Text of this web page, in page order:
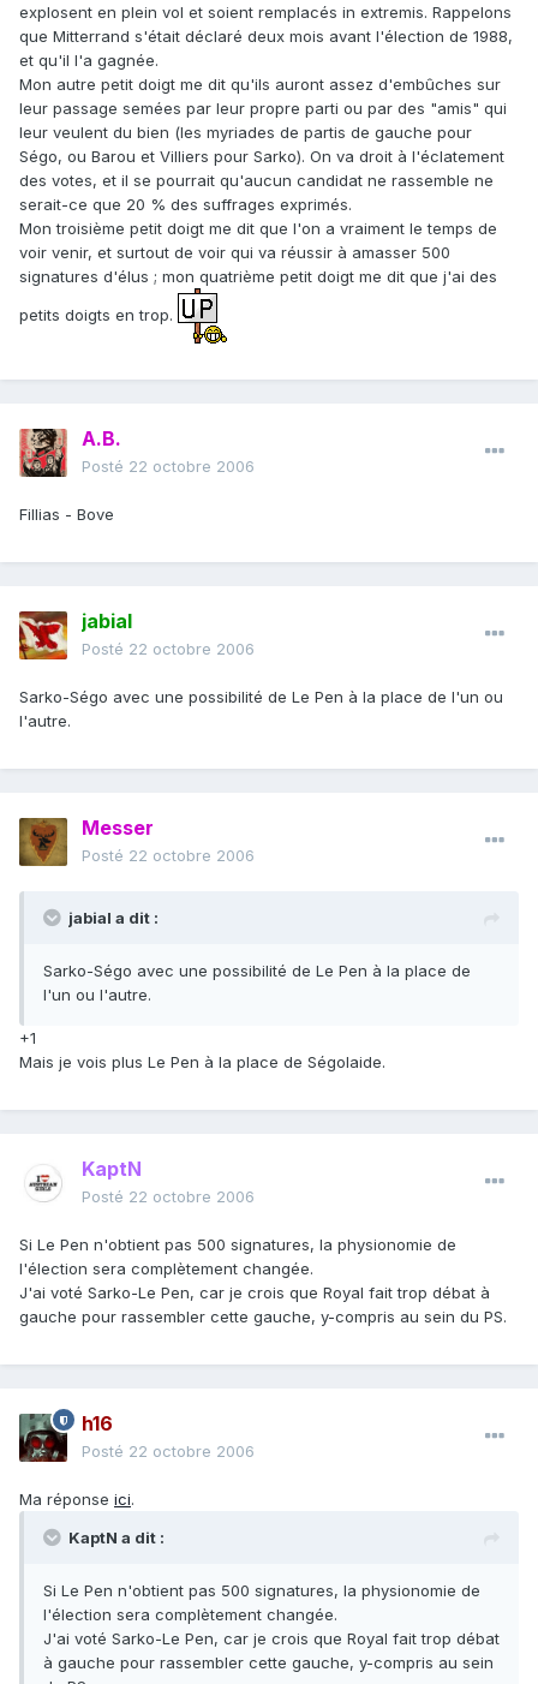
explosent en plein vol et soient remplacés in extremis. Rappelons
que Mitterrand s'était déclaré deux mois avant l'élection de 1988,
et qu'il l'a gagnée.
Mon autre petit doigt me dit qu'ils auront assez d'embûches sur
leur passage semées par leur propre parti ou par des "amis" qui
leur veulent du bien (les myriades de partis de gauche pour
Ségo, ou Barou et Villiers pour Sarko). On va droit à l'éclatement
des votes, et il se pourrait qu'aucun candidat ne rassemble ne
serait-ce que 20 % des suffrages exprimés.
Mon troisième petit doigt me dit que l'on a vraiment le temps de
voir venir, et surtout de voir qui va réussir à amasser 500
signatures d'élus ; mon quatrième petit doigt me dit que j'ai des
petits doigts en trop.
A.B.
Posté 22 octobre 2006
Fillias - Bove
jabial
Posté 22 octobre 2006
Sarko-Ségo avec une possibilité de Le Pen à la place de l'un ou
l'autre.
Messer
Posté 22 octobre 2006
jabial a dit :
Sarko-Ségo avec une possibilité de Le Pen à la place de
l'un ou l'autre.
+1
Mais je vois plus Le Pen à la place de Ségolaide.
KaptN
Posté 22 octobre 2006
Si Le Pen n'obtient pas 500 signatures, la physionomie de
l'élection sera complètement changée.
J'ai voté Sarko-Le Pen, car je crois que Royal fait trop débat à
gauche pour rassembler cette gauche, y-compris au sein du PS.
h16
Posté 22 octobre 2006
Ma réponse ici.
KaptN a dit :
Si Le Pen n'obtient pas 500 signatures, la physionomie de
l'élection sera complètement changée.
J'ai voté Sarko-Le Pen, car je crois que Royal fait trop débat
à gauche pour rassembler cette gauche, y-compris au sein